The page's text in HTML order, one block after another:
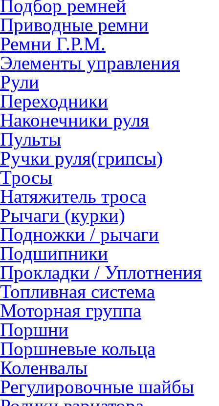
Подбор ремней
Приводные ремни
Ремни Г.Р.М.
Элементы управления
Рули
Переходники
Наконечники руля
Пульты
Ручки руля(грипсы)
Тросы
Натяжитель троса
Рычаги (курки)
Подножки / рычаги
Подшипники
Прокладки / Уплотнения
Топливная система
Моторная группа
Поршни
Поршневые кольца
Коленвалы
Регулировочные шайбы